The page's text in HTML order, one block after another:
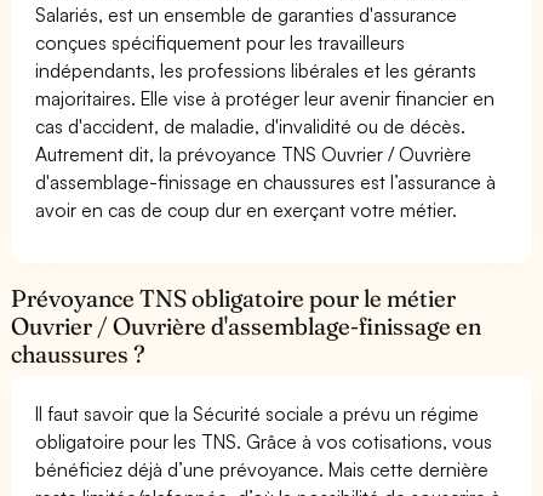
Salariés, est un ensemble de garanties d'assurance
conçues spécifiquement pour les travailleurs
indépendants, les professions libérales et les gérants
majoritaires. Elle vise à protéger leur avenir financier en
cas d'accident, de maladie, d'invalidité ou de décès.
Autrement dit, la prévoyance TNS Ouvrier / Ouvrière
d'assemblage-finissage en chaussures est l’assurance à
avoir en cas de coup dur en exerçant votre métier.
Prévoyance TNS obligatoire pour le métier
Ouvrier / Ouvrière d'assemblage-finissage en
chaussures ?
Il faut savoir que la Sécurité sociale a prévu un régime
obligatoire pour les TNS. Grâce à vos cotisations, vous
bénéficiez déjà d’une prévoyance. Mais cette dernière